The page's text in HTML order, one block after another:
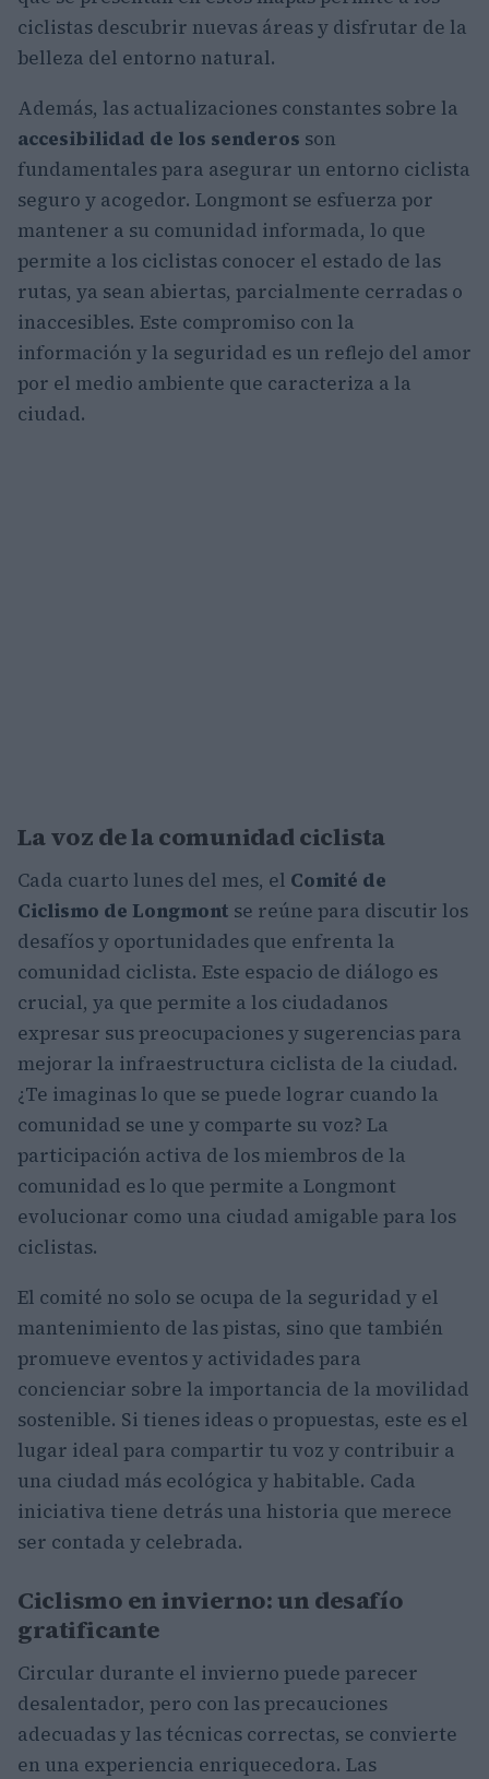
ciclistas descubrir nuevas áreas y disfrutar de la
belleza del entorno natural.
Además, las actualizaciones constantes sobre la
accesibilidad de los senderos son
fundamentales para asegurar un entorno ciclista
seguro y acogedor. Longmont se esfuerza por
mantener a su comunidad informada, lo que
permite a los ciclistas conocer el estado de las
rutas, ya sean abiertas, parcialmente cerradas o
inaccesibles. Este compromiso con la
información y la seguridad es un reflejo del amor
por el medio ambiente que caracteriza a la
ciudad.
La voz de la comunidad ciclista
Cada cuarto lunes del mes, el Comité de
Ciclismo de Longmont se reúne para discutir los
desafíos y oportunidades que enfrenta la
comunidad ciclista. Este espacio de diálogo es
crucial, ya que permite a los ciudadanos
expresar sus preocupaciones y sugerencias para
mejorar la infraestructura ciclista de la ciudad.
¿Te imaginas lo que se puede lograr cuando la
comunidad se une y comparte su voz? La
participación activa de los miembros de la
comunidad es lo que permite a Longmont
evolucionar como una ciudad amigable para los
ciclistas.
El comité no solo se ocupa de la seguridad y el
mantenimiento de las pistas, sino que también
promueve eventos y actividades para
concienciar sobre la importancia de la movilidad
sostenible. Si tienes ideas o propuestas, este es el
lugar ideal para compartir tu voz y contribuir a
una ciudad más ecológica y habitable. Cada
iniciativa tiene detrás una historia que merece
ser contada y celebrada.
Ciclismo en invierno: un desafío
gratificante
Circular durante el invierno puede parecer
desalentador, pero con las precauciones
adecuadas y las técnicas correctas, se convierte
en una experiencia enriquecedora. Las